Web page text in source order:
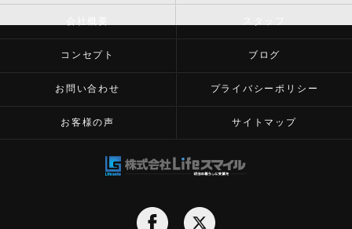
コンセプト ブログ
お問い合わせ プライバシーポリシー
お客様の声 サイトマップ